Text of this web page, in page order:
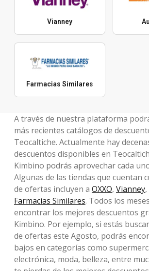
Vianney
Farmacias Similares
A través de nuestra plataforma
más recientes catálogos de
Teocaltiche. Actualmente hay
descuentos disponibles en
Kimbino podrás aprovechar cada
Algunas de las tiendas que cuentan
de ofertas incluyen a OXXO, Vianney,
Farmacias Similares. Todos los
encontrar los mejores descuentos
Kimbino. Por ejemplo, si estás
de ofertas este Agosto, podrás
bajos en categorías como
electrónica, moda, belleza, entre